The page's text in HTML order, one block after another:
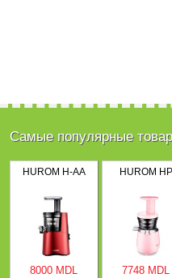
Самые популярные
HUROM H-AA
8000 MDL
HUROM HP
7748 MDL